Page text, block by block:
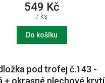
549 Kč
/ ks
Do košíku
pod trofej č.143 -
+ okrasné plechové krytí